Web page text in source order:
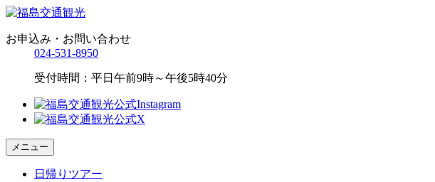
お申込み・お問い合わせ
024-531-8950
受付時間：平日午前9時～午後5時40分
メニュー
日帰りツアー